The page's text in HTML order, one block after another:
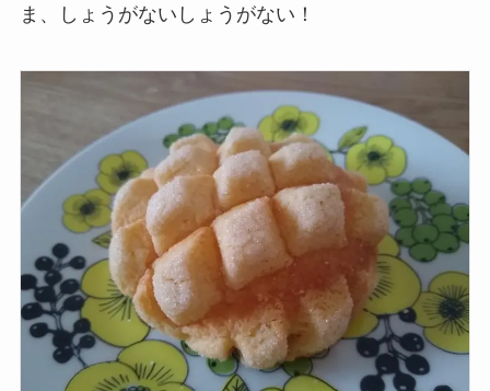
ま、しょうがないしょうがない！